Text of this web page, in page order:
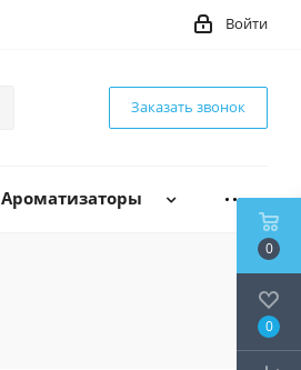
Войти
Заказать звонок
Ароматизаторы
0
0